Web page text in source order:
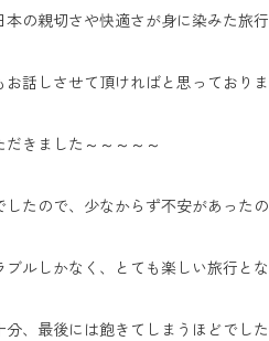
の親切さや快適さが身に染みた旅行
話しさせて頂ければと思っており
きました～～～～～
たので、少なからず不安があった
ルしかなく、とても楽しい旅行と
、最後には飽きてしまうほどでし